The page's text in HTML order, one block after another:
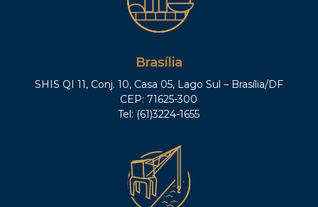
Brasília
SHIS QI 11, Conj. 10, Casa 05, Lago Sul – Brasília/DF
CEP: 71625-300
Tel: (61)3224-1655